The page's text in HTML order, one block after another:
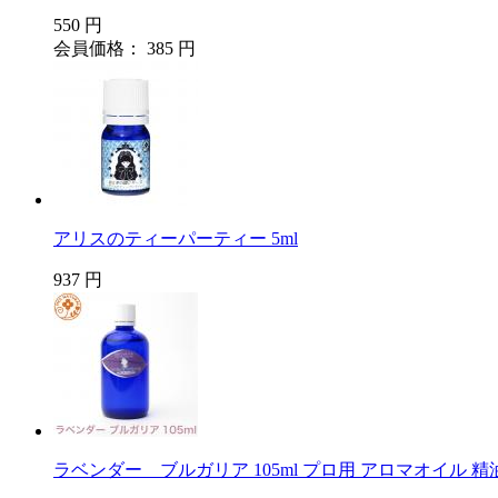
550 円
会員価格： 385 円
アリスのティーパーティー 5ml
937 円
ラベンダー ブルガリア 105ml プロ用 アロマオイル